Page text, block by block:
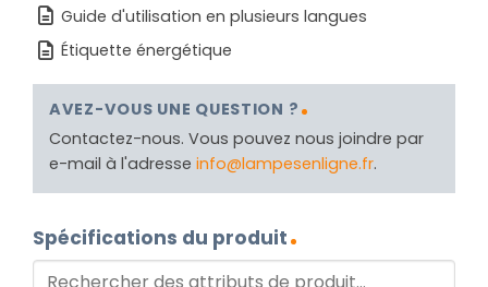
Guide d'utilisation en plusieurs langues
Étiquette énergétique
AVEZ-VOUS UNE QUESTION ?
Contactez-nous. Vous pouvez nous joindre par
e-mail à l'adresse info@lampesenligne.fr.
Spécifications du produit